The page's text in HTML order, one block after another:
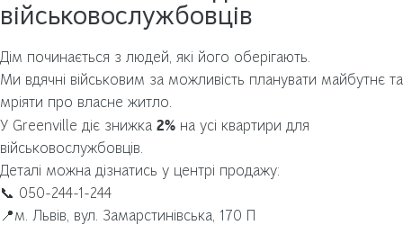
військовослужбовців
Дім починається з людей, які його оберігають.
Ми вдячні військовим за можливість планувати майбутнє та
мріяти про власне житло.
У Greenville діє знижка 2% на усі квартири для
військовослужбовців.
Деталі можна дізнатись у центрі продажу:
📞 050-244-1-244
📍м. Львів, вул. Замарстинівська, 170 П